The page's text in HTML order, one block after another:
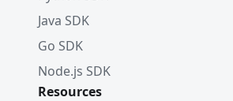
Java SDK
Go SDK
Node.js SDK
Resources